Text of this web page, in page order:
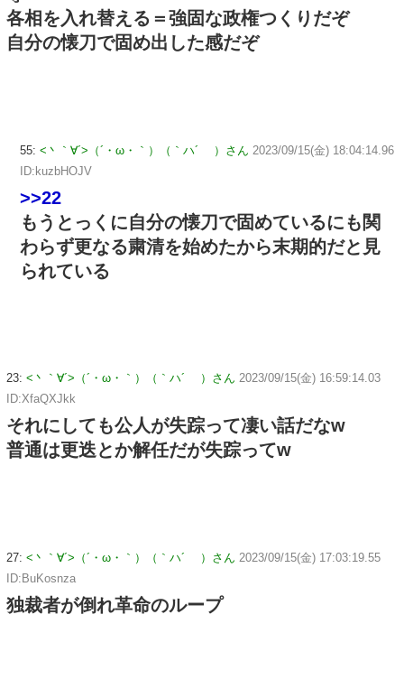
各相を入れ替える＝強固な政権つくりだぞ
自分の懐刀で固め出した感だぞ
55: <丶｀∀´>（´・ω・｀）（｀ハ´ ）さん 2023/09/15(金) 18:04:14.96
ID:kuzbHOJV
>>22
もうとっくに自分の懐刀で固めているにも関
わらず更なる粛清を始めたから末期的だと見
られている
23: <丶｀∀´>（´・ω・｀）（｀ハ´ ）さん 2023/09/15(金) 16:59:14.03
ID:XfaQXJkk
それにしても公人が失踪って凄い話だなw
普通は更迭とか解任だが失踪ってw
27: <丶｀∀´>（´・ω・｀）（｀ハ´ ）さん 2023/09/15(金) 17:03:19.55
ID:BuKosnza
独裁者が倒れ革命のループ